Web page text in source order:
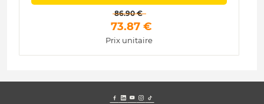
86.90 €
73.87 €
Prix unitaire